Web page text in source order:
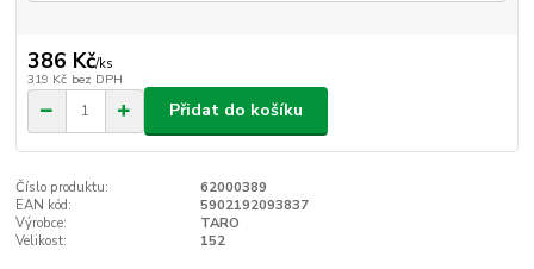
386 Kč/ks
319 Kč bez DPH
Přidat do košíku
Číslo produktu:
62000389
EAN kód:
5902192093837
Výrobce:
TARO
Velikost:
152